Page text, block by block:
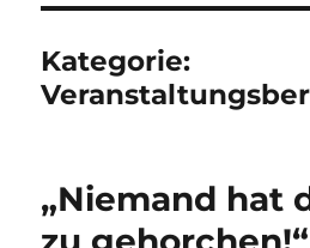
Kategorie:
„Niemand hat